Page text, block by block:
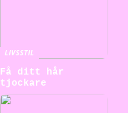
LIVSSTIL
Få ditt hår
tjockare